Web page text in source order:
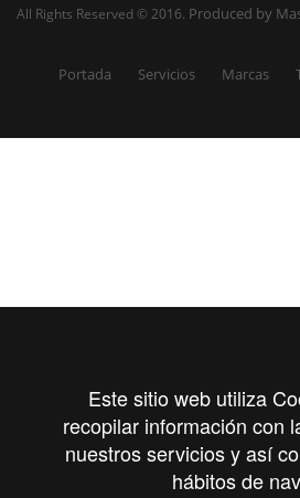
All Rights Reserved © 2016. Produced by
Portada Servicios Marcas
Este sitio web utiliza
recopilar información con
nuestros servicios y así
hábitos de